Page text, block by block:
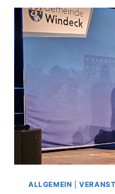
ALLGEMEIN |